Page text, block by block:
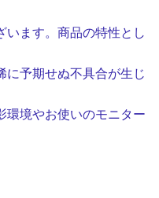
います。商品の特性とし
に予期せぬ不具合が生じ
環境やお使いのモニター